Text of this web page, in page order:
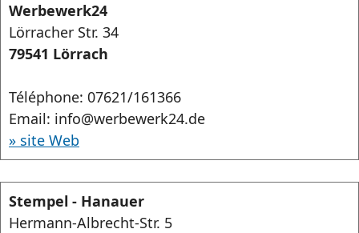
Werbewerk24
Lörracher Str. 34
79541 Lörrach
Téléphone: 07621/161366
Email: info@werbewerk24.de
» site Web
Stempel - Hanauer
Hermann-Albrecht-Str. 5